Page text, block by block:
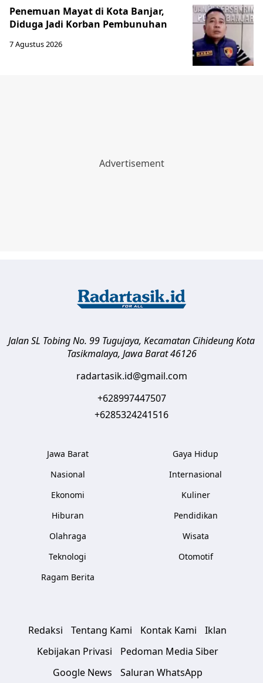
Penemuan Mayat di Kota Banjar,
Diduga Jadi Korban Pembunuhan
7 Agustus 2026
Jalan SL Tobing No. 99 Tugujaya, Kecamatan CihideungKota
Tasikmalaya, Jawa Barat 46126
radartasik.id@gmail.com
+628997447507
+6285324241516
Jawa Barat
Nasional
Ekonomi
Hiburan
Olahraga
Teknologi
Ragam Berita
Gaya Hidup
Internasional
Kuliner
Pendidikan
Wisata
Otomotif
Redaksi Tentang Kami Kontak Kami
Iklan
Kebijakan Privasi
Pedoman Media Siber
Google News
Saluran WhatsApp